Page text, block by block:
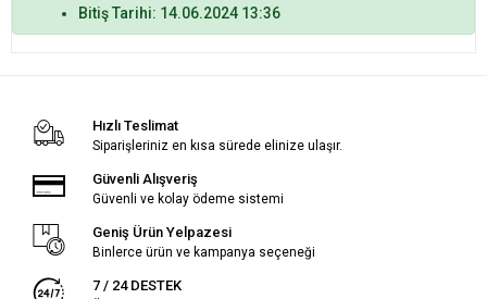
Bitiş Tarihi: 14.06.2024 13:36
Hızlı Teslimat
Siparişleriniz en kısa sürede elinize ulaşır.
Güvenli Alışveriş
Güvenli ve kolay ödeme sistemi
Geniş Ürün Yelpazesi
Binlerce ürün ve kampanya seçeneği
7 / 24 DESTEK